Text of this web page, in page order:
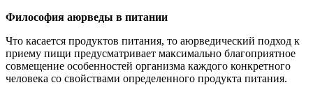
Философия аюрведы в питании
Что касается продуктов питания, то аюрведический подход к
приему пищи предусматривает максимально благоприятное
совмещение особенностей организма каждого конкретного
человека со свойствами определенного продукта питания.